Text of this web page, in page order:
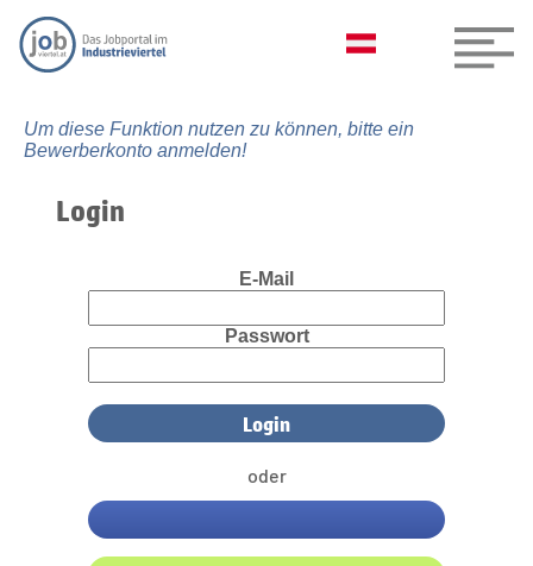
Um diese Funktion nutzen zu können, bitte ein
Bewerberkonto anmelden!
Login
E-Mail
Passwort
oder